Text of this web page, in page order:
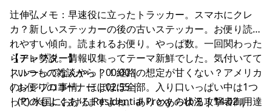
辻伸弘メモ：早速役に立ったトラッカー。スマホにクレ
カ？新しいステッカーの後の古いステッカー。お便り読ま
れやすい傾向。読まれるお便り。やっぱ数。一回関わった
らアレ勢説。情報収集ってテーマ新鮮でした。気付いてて
スルーってなんやっ？！経路の想定が甘くない？アメリカ
のレジプロ事情。ほぼほぼ全部。入り口いっぱい中は1つ
ってのもよくありますよね。ありとあらゆる攻撃者御用達
【チャプター】
| いつもの雑談から | 00:00 |
| お便りのコーナー | 02:55 |
| (P) 米国における Residential Proxy の状況 | 14:02 |